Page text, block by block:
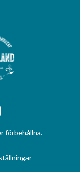
förbehållna.